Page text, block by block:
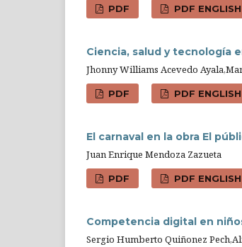
PDF PDF ENGLISH
Ciencia, salud y tecnología
Jhonny Williams Acevedo
PDF PDF ENGLISH
El carnaval en la obra El
Juan Enrique Mendoza Zazueta
PDF PDF ENGLISH
Competencia digital en
Sergio Humberto Quiñonez